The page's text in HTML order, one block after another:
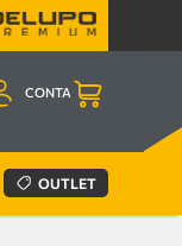
CONTA
OUTLET